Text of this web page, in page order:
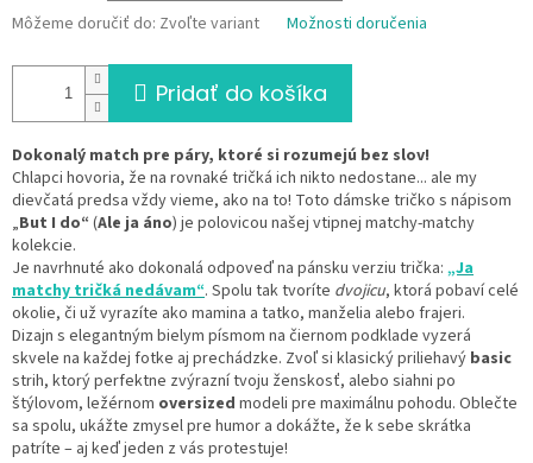
Môžeme doručiť do: Zvoľte variant Možnosti doručenia
Pridať do košíka
Dokonalý match pre páry, ktoré si rozumejú bez slov!
Chlapci hovoria, že na rovnaké tričká ich nikto nedostane... ale my
dievčatá predsa vždy vieme, ako na to! Toto dámske tričko s nápisom
„But I do“ (Ale ja áno) je polovicou našej vtipnej matchy-matchy
kolekcie.
Je navrhnuté ako dokonalá odpoveď na pánsku verziu trička: „Ja
matchy tričká nedávam“. Spolu tak tvoríte dvojicu, ktorá pobaví celé
okolie, či už vyrazíte ako mamina a tatko, manželia alebo frajeri.
Dizajn s elegantným bielym písmom na čiernom podklade vyzerá
skvele na každej fotke aj prechádzke. Zvoľ si klasický priliehavý basic
strih, ktorý perfektne zvýrazní tvoju ženskosť, alebo siahni po
štýlovom, ležérnom oversized modeli pre maximálnu pohodu. Oblečte
sa spolu, ukážte zmysel pre humor a dokážte, že k sebe skrátka
patríte – aj keď jeden z vás protestuje!